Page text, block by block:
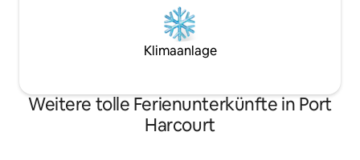
Klimaanlage
Weitere tolle Ferienunterkünfte in Port
Harcourt